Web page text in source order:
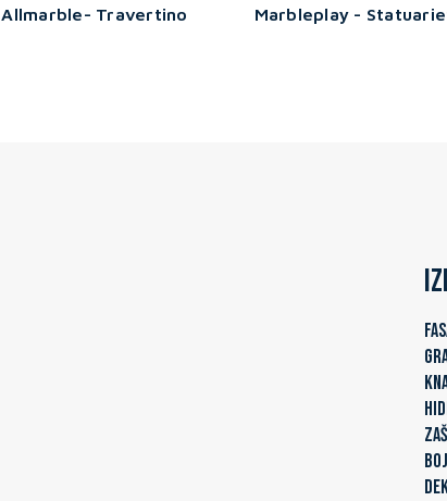
Allmarble- Travertino Marbleplay -